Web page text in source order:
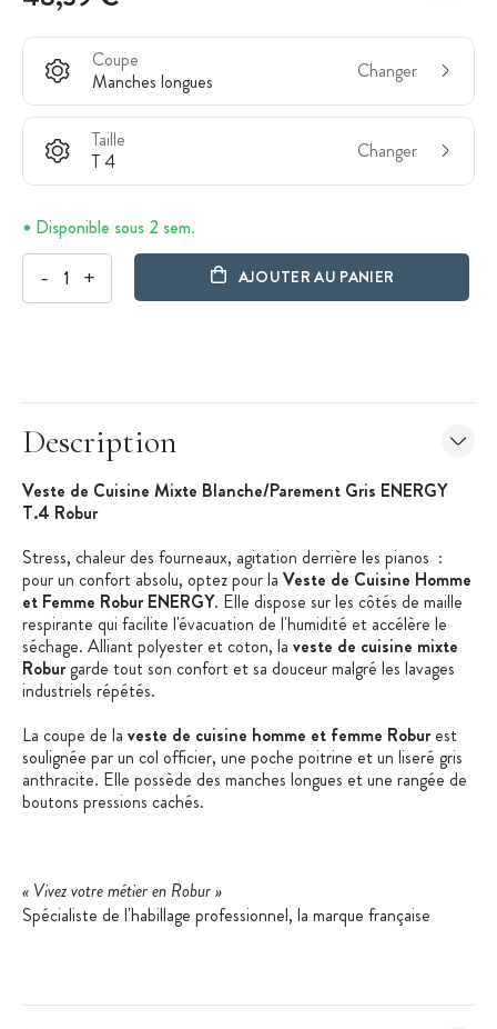
Coupe
Manches longues
Changer
Taille
T 4
Changer
Disponible sous 2 sem.
- + AJOUTER AU PANIER
Description
Veste de Cuisine Mixte Blanche/Parement Gris ENERGY
T.4 Robur
Stress, chaleur des fourneaux, agitation derrière les pianos :
pour un confort absolu, optez pour la Veste de Cuisine Homme
et Femme Robur ENERGY. Elle dispose sur les côtés de maille
respirante qui facilite l'évacuation de l'humidité et accélère le
séchage. Alliant polyester et coton, la veste de cuisine mixte
Roburgarde tout son confort et sa douceur malgré les lavages
industriels répétés.
La coupe de la veste de cuisine homme et femme Roburest
soulignée par un col officier, une poche poitrine et un liseré gris
anthracite. Elle possède des manches longues et une rangée de
boutons pressions cachés.
« Vivez votre métier en Robur »
Spécialiste de l'habillage professionnel, la marque française
mots des vêtements Robur. Garanties sans substances